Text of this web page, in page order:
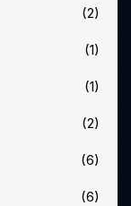
(2)
(1)
(1)
(2)
(6)
(6)